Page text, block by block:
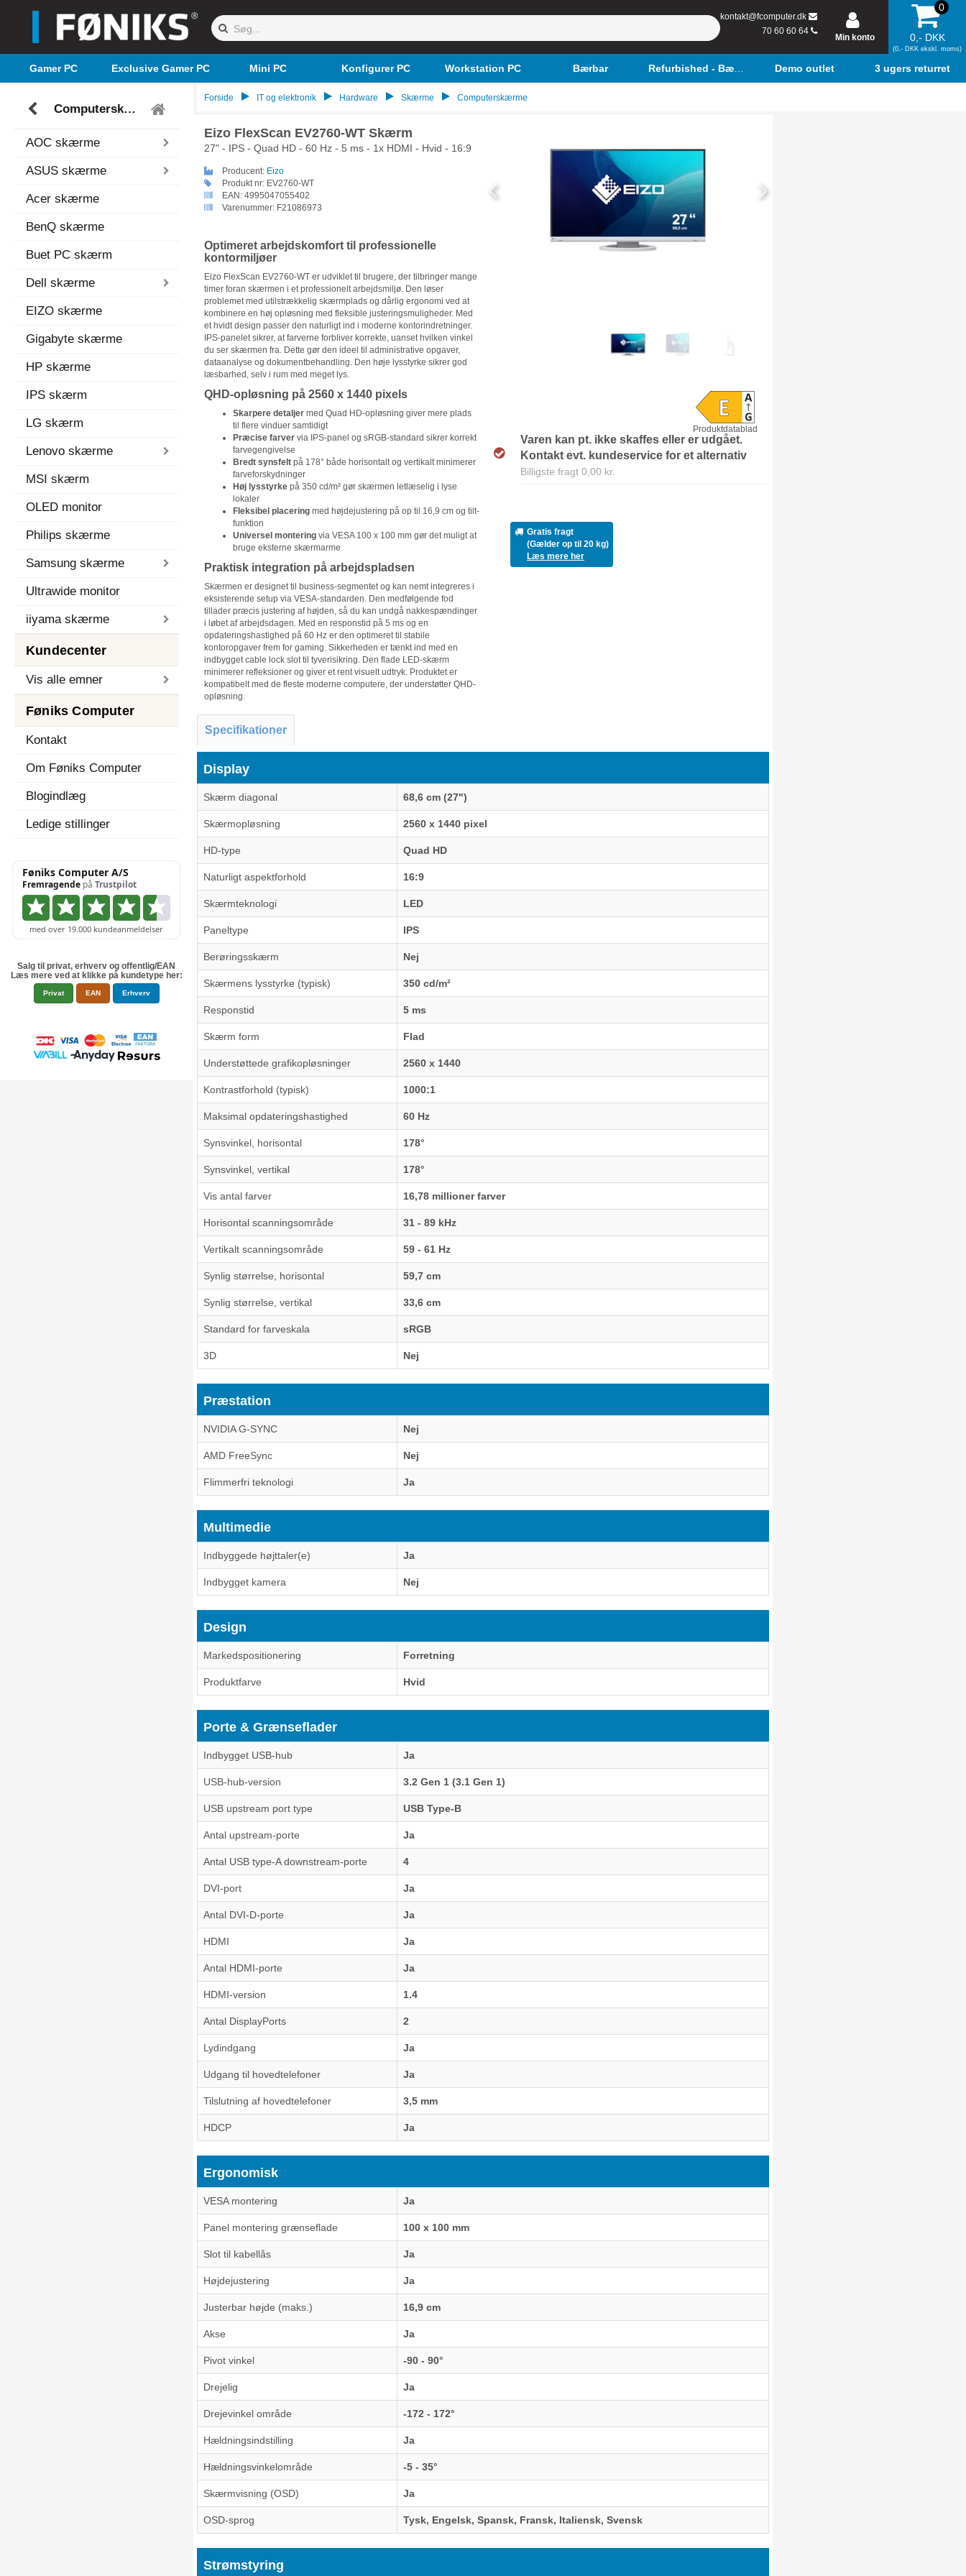
kontakt@fcomputer.dk
70 60 60 64
Min konto
0
0,- DKK
(0,- DKK ekskl. moms)
Gamer PC Exclusive Gamer PC Mini PC Konfigurer PC Workstation PC Bærbar Refurbished - Bærbar Demo outlet 3 ugers returret
Computerskærme
AOC skærme
ASUS skærme
Acer skærme
BenQ skærme
Buet PC skærm
Dell skærme
EIZO skærme
Gigabyte skærme
HP skærme
IPS skærm
LG skærm
Lenovo skærme
MSI skærm
OLED monitor
Philips skærme
Samsung skærme
Ultrawide monitor
iiyama skærme
Kundecenter
Vis alle emner
Føniks Computer
Kontakt
Om Føniks Computer
Blogindlæg
Ledige stillinger
Salg til privat, erhverv og offentlig/EAN
Læs mere ved at klikke på kundetype her:
Privat EAN Erhverv
Forside IT og elektronik Hardware Skærme Computerskærme
Eizo FlexScan EV2760-WT Skærm
27" - IPS - Quad HD - 60 Hz - 5 ms - 1x HDMI - Hvid - 16:9
Producent: Eizo
Produkt nr: EV2760-WT
EAN: 4995047055402
Varenummer: F21086973
Optimeret arbejdskomfort til professionelle
kontormiljøer
Eizo FlexScan EV2760-WT er udviklet til brugere, der tilbringer mange
timer foran skærmen i et professionelt arbejdsmiljø. Den løser
problemet med utilstrækkelig skærmplads og dårlig ergonomi ved at
kombinere en høj opløsning med fleksible justeringsmuligheder. Med
et hvidt design passer den naturligt ind i moderne kontorindretninger.
IPS-panelet sikrer, at farverne forbliver korrekte, uanset hvilken vinkel
du ser skærmen fra. Dette gør den ideel til administrative opgaver,
dataanalyse og dokumentbehandling. Den høje lysstyrke sikrer god
læsbarhed, selv i rum med meget lys.
QHD-opløsning på 2560 x 1440 pixels
Skarpere detaljermed Quad HD-opløsning giver mere plads
til flere vinduer samtidigt
Præcise farvervia IPS-panel og sRGB-standard sikrer korrekt
farvegengivelse
Bredt synsfeltpå 178° både horisontalt og vertikalt minimerer
farveforskydninger
Høj lysstyrkepå 350 cd/m² gør skærmen letlæselig i lyse
lokaler
Fleksibel placeringmed højdejustering på op til 16,9 cm og tilt-
funktion
Universel monteringvia VESA 100 x 100 mm gør det muligt at
bruge eksterne skærmarme
Praktisk integration på arbejdspladsen
Skærmen er designet til business-segmentet og kan nemt integreres i
eksisterende setup via VESA-standarden. Den medfølgende fod
tillader præcis justering af højden, så du kan undgå nakkespændinger
i løbet af arbejdsdagen. Med en responstid på 5 ms og en
opdateringshastighed på 60 Hz er den optimeret til stabile
kontoropgaver frem for gaming. Sikkerheden er tænkt ind med en
indbygget cable lock slot til tyverisikring. Den flade LED-skærm
minimerer refleksioner og giver et rent visuelt udtryk. Produktet er
kompatibelt med de fleste moderne computere, der understøtter QHD-
opløsning.
Produktdatablad
Varen kan pt. ikke skaffes eller er udgået.
Kontakt evt. kundeservice for et alternativ
Billigste fragt 0,00 kr.
Gratis fragt
(Gælder op til 20 kg)
Læs mere her
Specifikationer
Display
Skærm diagonal 68,6 cm (27")
Skærmopløsning 2560 x 1440 pixel
HD-type Quad HD
Naturligt aspektforhold 16:9
Skærmteknologi LED
Paneltype IPS
Berøringsskærm Nej
Skærmens lysstyrke (typisk) 350 cd/m²
Responstid 5 ms
Skærm form Flad
Understøttede grafikopløsninger 2560 x 1440
Kontrastforhold (typisk) 1000:1
Maksimal opdateringshastighed 60 Hz
Synsvinkel, horisontal 178°
Synsvinkel, vertikal 178°
Vis antal farver 16,78 millioner farver
Horisontal scanningsområde 31 - 89 kHz
Vertikalt scanningsområde 59 - 61 Hz
Synlig størrelse, horisontal 59,7 cm
Synlig størrelse, vertikal 33,6 cm
Standard for farveskala sRGB
3D Nej
Præstation
NVIDIA G-SYNC Nej
AMD FreeSync Nej
Flimmerfri teknologi Ja
Multimedie
Indbyggede højttaler(e) Ja
Indbygget kamera Nej
Design
Markedspositionering Forretning
Produktfarve Hvid
Porte & Grænseflader
Indbygget USB-hub Ja
USB-hub-version 3.2 Gen 1 (3.1 Gen 1)
USB upstream port type USB Type-B
Antal upstream-porte Ja
Antal USB type-A downstream-porte 4
DVI-port Ja
Antal DVI-D-porte Ja
HDMI Ja
Antal HDMI-porte Ja
HDMI-version 1.4
Antal DisplayPorts 2
Lydindgang Ja
Udgang til hovedtelefoner Ja
Tilslutning af hovedtelefoner 3,5 mm
HDCP Ja
Ergonomisk
VESA montering Ja
Panel montering grænseflade 100 x 100 mm
Slot til kabellås Ja
Højdejustering Ja
Justerbar højde (maks.) 16,9 cm
Akse Ja
Pivot vinkel -90 - 90°
Drejelig Ja
Drejevinkel område -172 - 172°
Hældningsindstilling Ja
Hældningsvinkelområde -5 - 35°
Skærmvisning (OSD) Ja
OSD-sprog Tysk, Engelsk, Spansk, Fransk, Italiensk, Svensk
Strømstyring